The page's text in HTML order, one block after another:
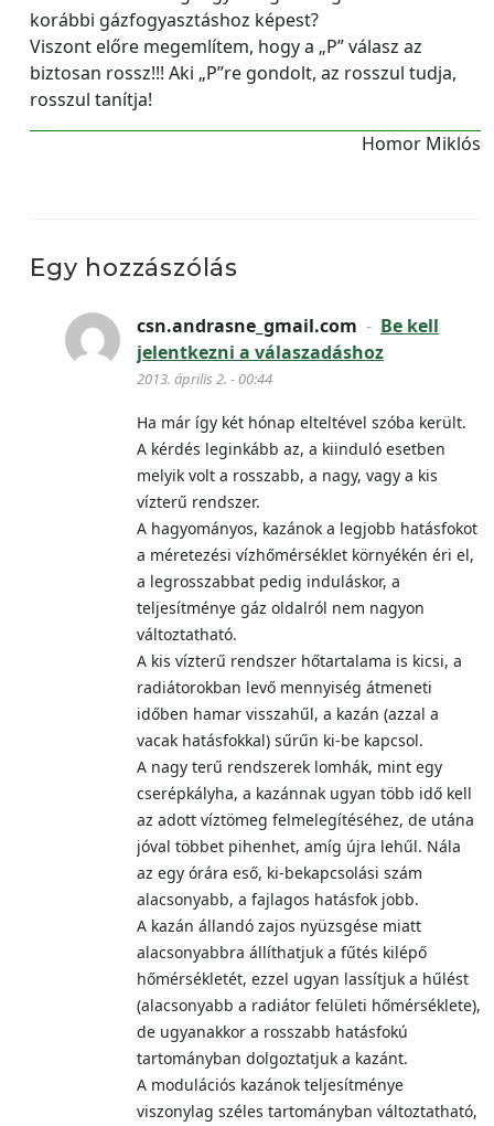
korábbi gázfogyasztáshoz képest?
Viszont előre megemlítem, hogy a „P” válasz az
biztosan rossz!!! Aki „P”re gondolt, az rosszul tudja,
rosszul tanítja!
Homor Miklós
Egy hozzászólás
csn.andrasne_gmail.com - Be kell
jelentkezni a válaszadáshoz
2013. április 2. - 00:44
Ha már így két hónap elteltével szóba került.
A kérdés leginkább az, a kiinduló esetben
melyik volt a rosszabb, a nagy, vagy a kis
vízterű rendszer.
A hagyományos, kazánok a legjobb hatásfokot
a méretezési vízhőmérséklet környékén éri el,
a legrosszabbat pedig induláskor, a
teljesítménye gáz oldalról nem nagyon
változtatható.
A kis vízterű rendszer hőtartalama is kicsi, a
radiátorokban levő mennyiség átmeneti
időben hamar visszahűl, a kazán (azzal a
vacak hatásfokkal) sűrűn ki-be kapcsol.
A nagy terű rendszerek lomhák, mint egy
cserépkályha, a kazánnak ugyan több idő kell
az adott víztömeg felmelegítéséhez, de utána
jóval többet pihenhet, amíg újra lehűl. Nála
az egy órára eső, ki-bekapcsolási szám
alacsonyabb, a fajlagos hatásfok jobb.
A kazán állandó zajos nyüzsgése miatt
alacsonyabbra állíthatjuk a fűtés kilépő
hőmérsékletét, ezzel ugyan lassítjuk a hűlést
(alacsonyabb a radiátor felületi hőmérséklete),
de ugyanakkor a rosszabb hatásfokú
tartományban dolgoztatjuk a kazánt.
A modulációs kazánok teljesítménye
viszonylag széles tartományban változtatható,